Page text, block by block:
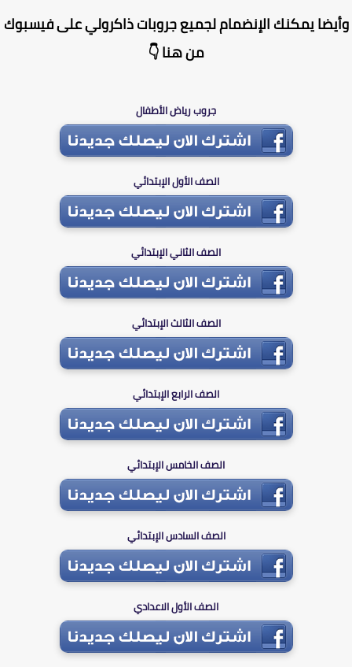
يمكنك الإنضمام لجميع جروبات ذاكرولي على فيسبوك
من هنا 👇
جروب رياض الأطفال
الصف الأول الإبتدائي
الصف الثاني الإبتدائي
الصف الثالث الإبتدائي
الصف الرابع الإبتدائي
الصف الخامس الإبتدائي
الصف السادس الإبتدائي
الصف الأول الاعدادي